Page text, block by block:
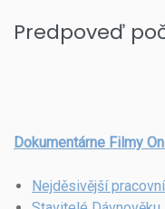
Predpoveď
Dokumentárne Filmy
Nejděsivější